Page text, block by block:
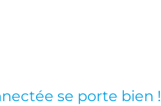
se porte bien !